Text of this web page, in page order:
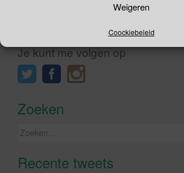
Weigeren
Coockiebeleid
Je kunt me volgen op
Zoeken
Zoeken
Recente tweetsKlik om marketing cookies te